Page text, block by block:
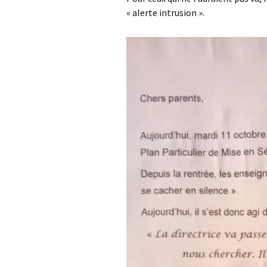
Mentions
« alerte intrusion ».